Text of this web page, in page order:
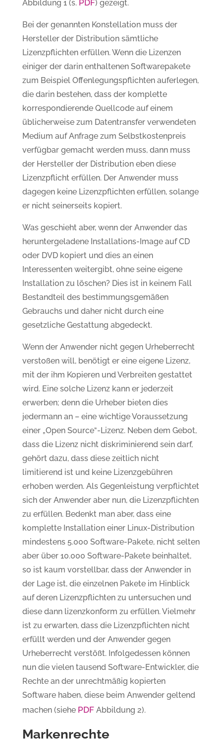
Abbildung 1 (s. PDF) gezeigt.
Bei der genannten Konstellation muss der
Hersteller der Distribution sämtliche
Lizenzpflichten erfüllen. Wenn die Lizenzen
einiger der darin enthaltenen Softwarepakete
zum Beispiel Offenlegungspflichten auferlegen,
die darin bestehen, dass der komplette
korrespondierende Quellcode auf einem
üblicherweise zum Datentransfer verwendeten
Medium auf Anfrage zum Selbstkostenpreis
verfügbar gemacht werden muss, dann muss
der Hersteller der Distribution eben diese
Lizenzpflicht erfüllen. Der Anwender muss
dagegen keine Lizenzpflichten erfüllen, solange
er nicht seinerseits kopiert.
Was geschieht aber, wenn der Anwender das
heruntergeladene Installations-Image auf CD
oder DVD kopiert und dies an einen
Interessenten weitergibt, ohne seine eigene
Installation zu löschen? Dies ist in keinem Fall
Bestandteil des bestimmungsgemäßen
Gebrauchs und daher nicht durch eine
gesetzliche Gestattung abgedeckt.
Wenn der Anwender nicht gegen Urheberrecht
verstoßen will, benötigt er eine eigene Lizenz,
mit der ihm Kopieren und Verbreiten gestattet
wird. Eine solche Lizenz kann er jederzeit
erwerben; denn die Urheber bieten dies
jedermann an – eine wichtige Voraussetzung
einer „Open Source“-Lizenz. Neben dem Gebot,
dass die Lizenz nicht diskriminierend sein darf,
gehört dazu, dass diese zeitlich nicht
limitierend ist und keine Lizenzgebühren
erhoben werden. Als Gegenleistung verpflichtet
sich der Anwender aber nun, die Lizenzpflichten
zu erfüllen. Bedenkt man aber, dass eine
komplette Installation einer Linux-Distribution
mindestens 5.000 Software-Pakete, nicht selten
aber über 10.000 Software-Pakete beinhaltet,
so ist kaum vorstellbar, dass der Anwender in
der Lage ist, die einzelnen Pakete im Hinblick
auf deren Lizenzpflichten zu untersuchen und
diese dann lizenzkonform zu erfüllen. Vielmehr
ist zu erwarten, dass die Lizenzpflichten nicht
erfüllt werden und der Anwender gegen
Urheberrecht verstößt. Infolgedessen können
nun die vielen tausend Software-Entwickler, die
Rechte an der unrechtmäßig kopierten
Software haben, diese beim Anwender geltend
machen (siehe PDF Abbildung 2).
Markenrechte